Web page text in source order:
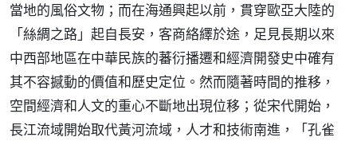
當地的風俗文物；而在海通興起以前，貫穿歐亞大陸的
「絲綢之路」起自長安，客商絡繹於途，足見長期以來
中西部地區在中華民族的蕃衍播遷和經濟開發史中確有
其不容撼動的價值和歷史定位。然而隨著時間的推移，
空間經濟和人文的重心不斷地出現位移；從宋代開始，
長江流域開始取代黃河流域，人才和技術南進，「孔雀